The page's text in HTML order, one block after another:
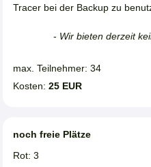
Tracer bei der Backup zu
- Wir bieten derzeit
max. Teilnehmer: 34
Kosten: 25 EUR
noch freie Plätze
Rot: 3